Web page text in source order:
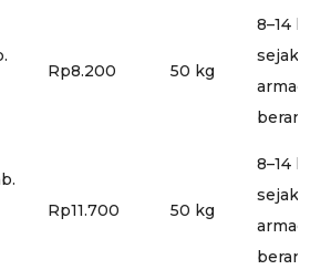
Rp8.200 50 kg
8–14 hari
sejak
armada
Rp11.700 50 kg
8–14 hari
sejak
armada